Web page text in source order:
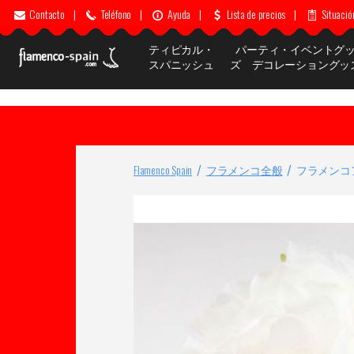
Contacto | Teléfono | Ayuda | Lista de precios |
ティピカル・
スパニッシュ
パーティ・イベントグ
ズ デコレーショングッ
Flamenco Spain フラメンコ全般 フラメン